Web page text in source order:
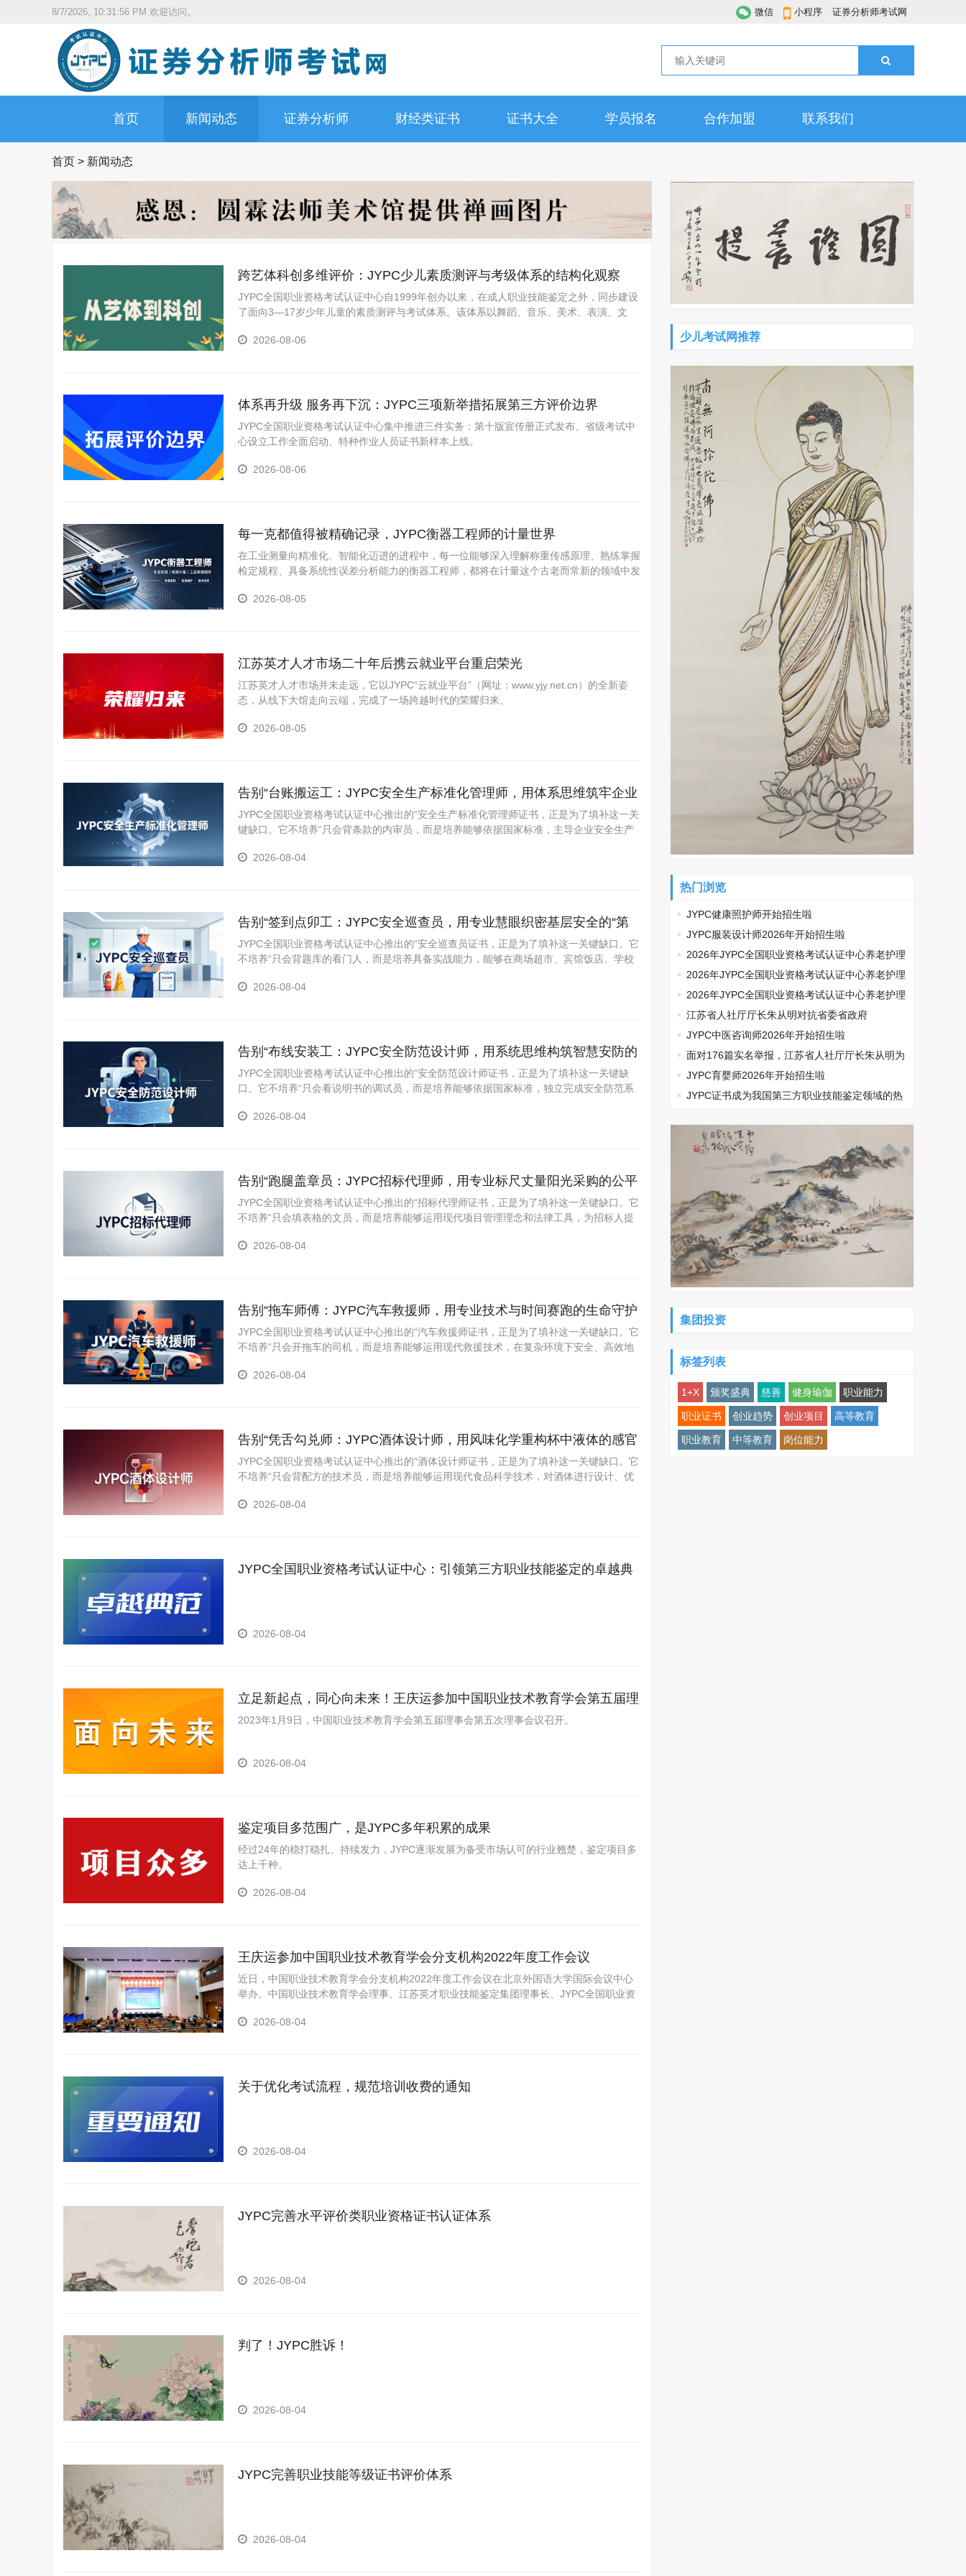
8/7/2026, 10:31:57 PM 欢迎访问。 微信 小程序 证券分析师考试网
首页 新闻动态 证券分析师 财经类证书 证书大全 学员报名 合作加盟 联系我们
首页 > 新闻动态
跨艺体科创多维评价：JYPC少儿素质测评与考级体系的结构化观察
JYPC全国职业资格考试认证中心自1999年创办以来，在成人职业技能鉴定之外，同步建设
了面向3—17岁少年儿童的素质测评与考试体系。该体系以舞蹈、音乐、美术、表演、文
项。这一架构不为替代学校评价，而
2026-08-06
体系再升级 服务再下沉：JYPC三项新举措拓展第三方评价边界
JYPC全国职业资格考试认证中心集中推进三件实务：第十版宣传册正式发布、省级考试中
心设立工作全面启动、特种作业人员证书新样本上线。
2026-08-06
每一克都值得被精确记录，JYPC衡器工程师的计量世界
在工业测量向精准化、智能化迈进的进程中，每一位能够深入理解称重传感原理、熟练掌握
检定规程、具备系统性误差分析能力的衡器工程师，都将在计量这个古老而常新的领域中发
能力的可行路径之一。
2026-08-05
江苏英才人才市场二十年后携云就业平台重启荣光
江苏英才人才市场并未走远，它以JYPC“云就业平台”（网址：www.yjy.net.cn）的全新姿
态，从线下大馆走向云端，完成了一场跨越时代的荣耀归来。
2026-08-05
告别“台账搬运工：JYPC安全生产标准化管理师，用体系思维筑牢企业
合规的坚实底座
JYPC全国职业资格考试认证中心推出的“安全生产标准化管理师证书，正是为了填补这一关
键缺口。它不培养“只会背条款的内审员，而是培养能够依据国家标准，主导企业安全生产
策划、文件编制、教育培训、运行指导、
2026-08-04
告别“签到点卯工：JYPC安全巡查员，用专业慧眼织密基层安全的“第
一道防线
JYPC全国职业资格考试认证中心推出的“安全巡查员证书，正是为了填补这一关键缺口。它
不培养“只会背题库的看门人，而是培养具备实战能力，能够在商场超市、宾馆饭店、学校
计划制定、现场隐患排查（涵盖消防设施
2026-08-04
告别“布线安装工：JYPC安全防范设计师，用系统思维构筑智慧安防的
智能防线
JYPC全国职业资格考试认证中心推出的“安全防范设计师证书，正是为了填补这一关键缺
口。它不培养“只会看说明书的调试员，而是培养能够依据国家标准，独立完成安全防范系
通入侵报警系统、视频监控系统、出入口控
2026-08-04
告别“跑腿盖章员：JYPC招标代理师，用专业标尺丈量阳光采购的公平
底线
JYPC全国职业资格考试认证中心推出的“招标代理师证书，正是为了填补这一关键缺口。它
不培养“只会填表格的文员，而是培养能够运用现代项目管理理念和法律工具，为招标人提
标文件（含合同条款、技术规范、评标办
2026-08-04
告别“拖车师傅：JYPC汽车救援师，用专业技术与时间赛跑的生命守护
者
JYPC全国职业资格考试认证中心推出的“汽车救援师证书，正是为了填补这一关键缺口。它
不培养“只会开拖车的司机，而是培养能够运用现代救援技术，在复杂环境下安全、高效地
拆技术、伤员急救转运、新能源汽车断电
2026-08-04
告别“凭舌勾兑师：JYPC酒体设计师，用风味化学重构杯中液体的感官
美学
JYPC全国职业资格考试认证中心推出的“酒体设计师证书，正是为了填补这一关键缺口。它
不培养“只会背配方的技术员，而是培养能够运用现代食品科学技术，对酒体进行设计、优
感官品评到稳定性测试和货架期预测的全
2026-08-04
JYPC全国职业资格考试认证中心：引领第三方职业技能鉴定的卓越典
2026-08-04
立足新起点，同心向未来！王庆运参加中国职业技术教育学会第五届理
事会第五次理事会议
2023年1月9日，中国职业技术教育学会第五届理事会第五次理事会议召开。
2026-08-04
鉴定项目多范围广，是JYPC多年积累的成果
经过24年的稳打稳扎、持续发力，JYPC逐渐发展为备受市场认可的行业翘楚，鉴定项目多
达上千种。
2026-08-04
王庆运参加中国职业技术教育学会分支机构2022年度工作会议
近日，中国职业技术教育学会分支机构2022年度工作会议在北京外国语大学国际会议中心
举办。中国职业技术教育学会理事、江苏英才职业技能鉴定集团理事长、JYPC全国职业资
2026-08-04
关于优化考试流程，规范培训收费的通知
2026-08-04
JYPC完善水平评价类职业资格证书认证体系
2026-08-04
判了！JYPC胜诉！
2026-08-04
JYPC完善职业技能等级证书评价体系
2026-08-04
少儿考试网推荐
热门浏览
JYPC健康照护师开始招生啦
JYPC服装设计师2026年开始招生啦
2026年JYPC全国职业资格考试认证中心养老护理
师开始报名啦
2026年JYPC全国职业资格考试认证中心养老护理
师开始报名啦
2026年JYPC全国职业资格考试认证中心养老护理
师开始报名啦
江苏省人社厅厅长朱从明对抗省委省政府
JYPC中医咨询师2026年开始招生啦
面对176篇实名举报，江苏省人社厅厅长朱从明为
何选择沉默
JYPC育婴师2026年开始招生啦
​JYPC证书成为我国第三方职业技能鉴定领域的热
集团投资
标签列表
1+X 颁奖盛典 慈善 健身瑜伽 职业能力
职业证书 创业趋势 创业项目 高等教育
职业教育 中等教育 岗位能力